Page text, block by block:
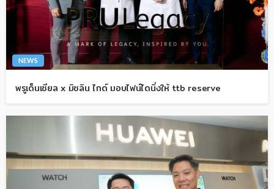
NEWS
พรูเด็นเชียล x มิชลิน ไกด์ มอบไฟน์ไดนิ่งให้ ttb reserve